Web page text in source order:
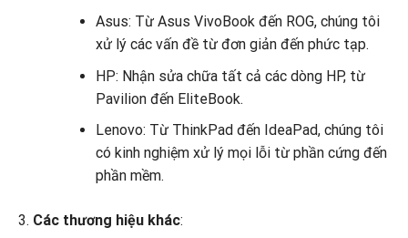
Asus: Từ Asus VivoBook đến ROG, chúng tôi
xử lý các vấn đề từ đơn giản đến phức tạp.
HP: Nhận sửa chữa tất cả các dòng HP, từ
Pavilion đến EliteBook.
Lenovo: Từ ThinkPad đến IdeaPad, chúng tôi
có kinh nghiệm xử lý mọi lỗi từ phần cứng đến
phần mềm.
Các thương hiệu khác: